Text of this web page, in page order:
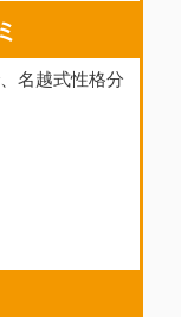
名越式性格分